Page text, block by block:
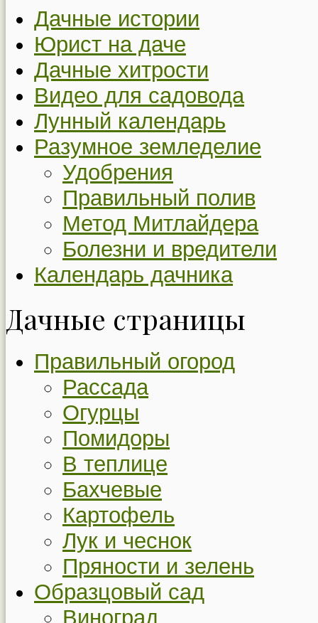
Дачные истории
Юрист на даче
Дачные хитрости
Видео для садовода
Лунный календарь
Разумное земледелие
Удобрения
Правильный полив
Метод Митлайдера
Болезни и вредители
Календарь дачника
Дачные страницы
Правильный огород
Рассада
Огурцы
Помидоры
В теплице
Бахчевые
Картофель
Лук и чеснок
Пряности и зелень
Образцовый сад
Виноград